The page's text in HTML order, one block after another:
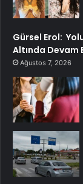
Gürsel Erol:
Altında Devam
Ağustos 7, 2026